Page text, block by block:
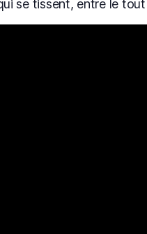
se tissent, entre le tout